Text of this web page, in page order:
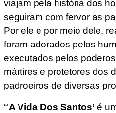
viajam pela história dos
seguiram com fervor as
Por ele e por meio dele,
foram adorados pelos
executados pelos
mártires e protetores dos
padroeiros de diversas
“’A Vida Dos Santos’ é